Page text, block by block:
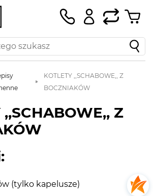
KOTLETY ,,SCHABOWE,, Z
BOCZNIAKÓW
,,SCHABOWE,, Z
(tylko kapelusze)